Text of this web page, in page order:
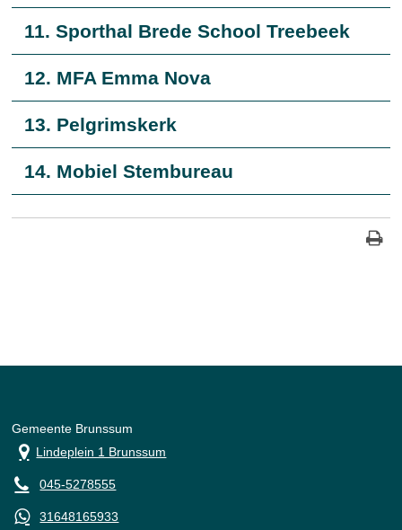
11. Sporthal Brede School Treebeek
12. MFA Emma Nova
13. Pelgrimskerk
14. Mobiel Stembureau
Gemeente Brunssum
Lindeplein 1 Brunssum
045-5278555
31648165933